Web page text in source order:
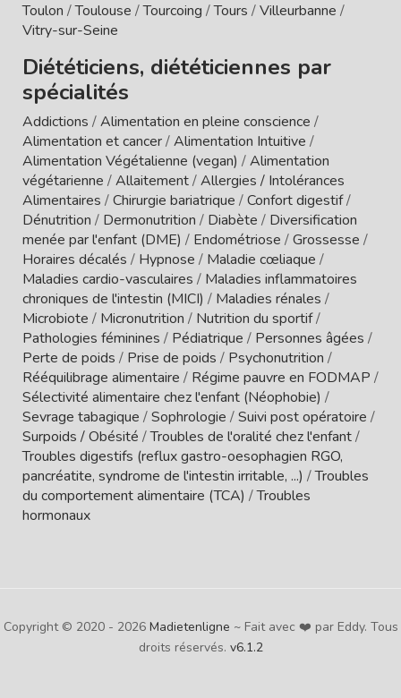
Toulon /Toulouse /Tourcoing /Tours /Villeurbanne /
Vitry-sur-Seine
Diététiciens, diététiciennes par
spécialités
Addictions /Alimentation en pleine conscience /
Alimentation et cancer/Alimentation Intuitive /
Alimentation Végétalienne (vegan) /Alimentation
végétarienne /Allaitement/Allergies / Intolérances
Alimentaires /Chirurgie bariatrique /Confort digestif/
Dénutrition / Dermonutrition / Diabète / Diversification
menée par l'enfant (DME) / Endométriose /Grossesse /
Horaires décalés / Hypnose / Maladie cœliaque /
Maladies cardio-vasculaires / Maladies inflammatoires
chroniques de l'intestin (MICI) / Maladies rénales /
Microbiote / Micronutrition / Nutrition du sportif/
Pathologies féminines / Pédiatrique / Personnes âgées /
Perte de poids / Prise de poids / Psychonutrition /
Rééquilibrage alimentaire / Régime pauvre en FODMAP /
Sélectivité alimentaire chez l'enfant (Néophobie) /
Sevrage tabagique /Sophrologie /Suivi post opératoire /
Surpoids / Obésité /Troubles de l'oralité chez l'enfant/
Troubles digestifs (reflux gastro-oesophagien RGO,
pancréatite, syndrome de l'intestin irritable, ...) /Troubles
du comportement alimentaire (TCA) /Troubles
hormonaux
Copyright © 2020 - 2026 Madietenligne ~ Fait avec ❤️ par Eddy. Tous
droits réservés. v6.1.2